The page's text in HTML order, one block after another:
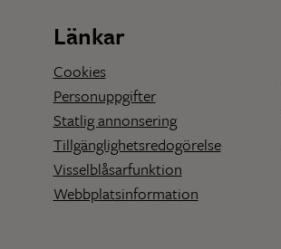
Länkar
Cookies
Personuppgifter
Statlig annonsering
Tillgänglighetsredogörelse
Visselblåsarfunktion
Webbplatsinformation